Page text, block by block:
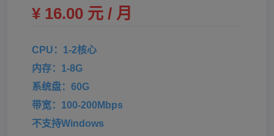
¥ 16.00 元 / 月
CPU：1-2核心
内存：1-8G
系统盘：60G
带宽：100-200Mbps
不支持Windows